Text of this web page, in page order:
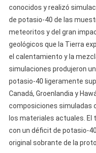
conocidos y realizó
de potasio-40 de las
meteoritos y del gran
geológicos que la Tierra
el calentamiento y la
simulaciones produjeron
potasio-40 ligeramente
Canadá, Groenlandia y
composiciones simuladas
los materiales actuales. El
con un déficit de potasio-
original sobrante de la